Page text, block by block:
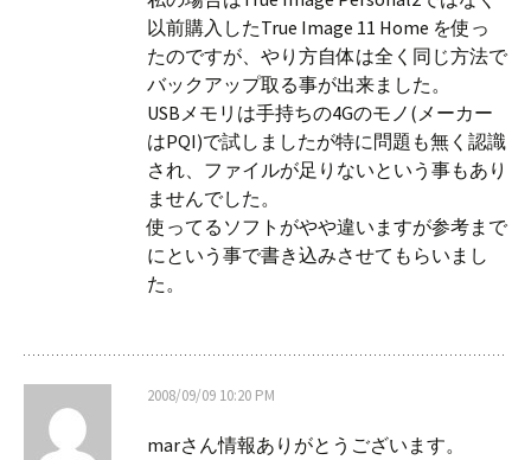
以前購入したTrue Image 11 Home を使っ
たのですが、やり方自体は全く同じ方法で
バックアップ取る事が出来ました。
USBメモリは手持ちの4Gのモノ(メーカー
はPQI)で試しましたが特に問題も無く認識
され、ファイルが足りないという事もあり
ませんでした。
使ってるソフトがやや違いますが参考まで
にという事で書き込みさせてもらいまし
た。
2008/09/09 10:20 PM
marさん情報ありがとうございます。